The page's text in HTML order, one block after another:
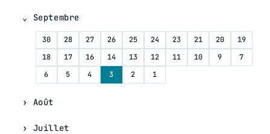
Septembre
30 28 27 26 25 24 23 21 20
19
18
17 16 14 13 12 11 10 9
7
6
5 4 3 2 1
Août
Juillet